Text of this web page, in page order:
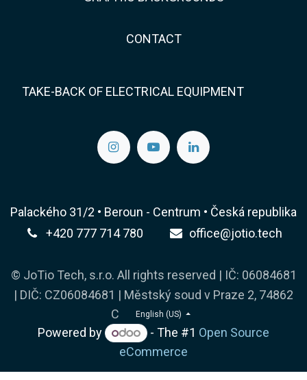
CONTACT
TAKE-BACK OF ELECTRICAL EQUIPMENT
Palackého 31/2 • Beroun - Centrum • Česká republika
+420 777 714 780
office@jotio.tech
© JoTio Tech, s.r.o. All rights reserved | IČ: 06084681
| DIČ: CZ06084681 | Městský soud v Praze 2, 74862
C
English (US)
Powered by - The #1 Open Source
eCommerce